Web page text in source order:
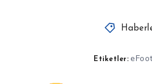
Etiketler: